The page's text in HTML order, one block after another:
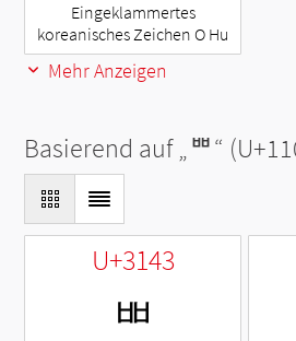
Eingeklammertes
koreanisches Zeichen O Hu
Mehr Anzeigen
Basierend auf „ᄈ“
U+3143
ㅃ